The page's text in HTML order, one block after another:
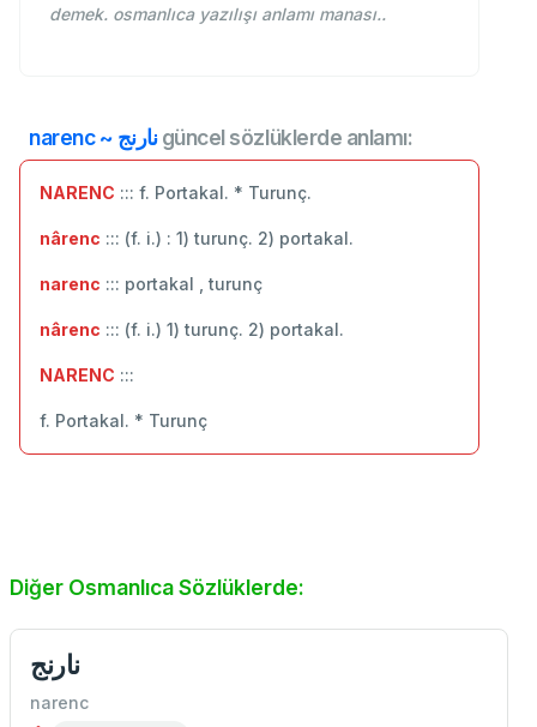
demek. osmanlıca yazılışı anlamı manası..
narenc ~ نارنجgüncel sözlüklerde anlamı:
NARENC ::: f. Portakal. * Turunç.
nârenc ::: (f. i.) : 1) turunç. 2) portakal.
narenc ::: portakal , turunç
nârenc ::: (f. i.) 1) turunç. 2) portakal.
NARENC :::
f. Portakal. * Turunç
Diğer Osmanlıca Sözlüklerde:
نارنج
narenc